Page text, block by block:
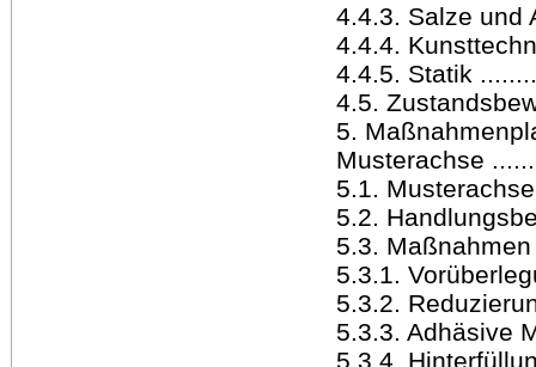
4.4.3. Salze und
4.4.4.
4.4.5. Statik
4.5.
5.
Musterachse
5.1.
5.2.
5.3.
5.3.1.
5.3.2.
5.3.3. Adhäsive
5.3.4.